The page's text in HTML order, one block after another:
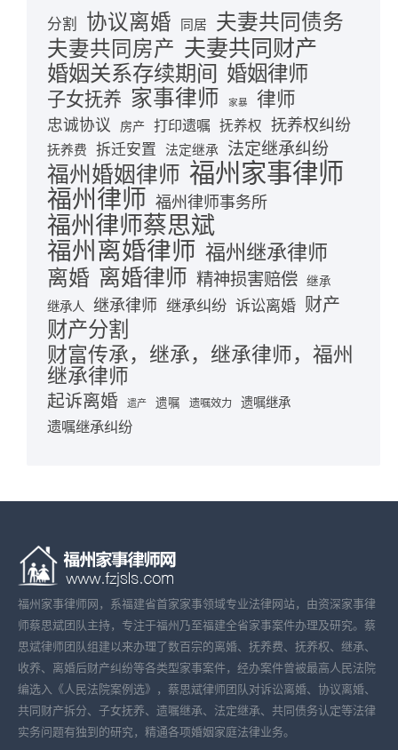
分割 协议离婚 同居 夫妻共同债务
夫妻共同房产 夫妻共同财产
婚姻关系存续期间 婚姻律师
子女抚养 家事律师 家暴 律师
忠诚协议 房产 打印遗嘱 抚养权 抚养权纠纷
抚养费 拆迁安置 法定继承 法定继承纠纷
福州婚姻律师 福州家事律师
福州律师 福州律师事务所
福州律师蔡思斌
福州离婚律师 福州继承律师
离婚 离婚律师 精神损害赔偿 继承
继承人 继承律师 继承纠纷 诉讼离婚 财产
财产分割
财富传承，继承，继承律师，福州
继承律师
起诉离婚 遗产 遗嘱 遗嘱效力 遗嘱继承
遗嘱继承纠纷
福州家事律师网，系福建省首家家事领域专业法律网站，由资深家事律
师蔡思斌团队主持，专注于福州乃至福建全省家事案件办理及研究。蔡
思斌律师团队组建以来办理了数百宗的离婚、抚养费、抚养权、继承、
收养、离婚后财产纠纷等各类型家事案件，经办案件曾被最高人民法院
编选入《人民法院案例选》，蔡思斌律师团队对诉讼离婚、协议离婚、
共同财产拆分、子女抚养、遗嘱继承、法定继承、共同债务认定等法律
实务问题有独到的研究，精通各项婚姻家庭法律业务。